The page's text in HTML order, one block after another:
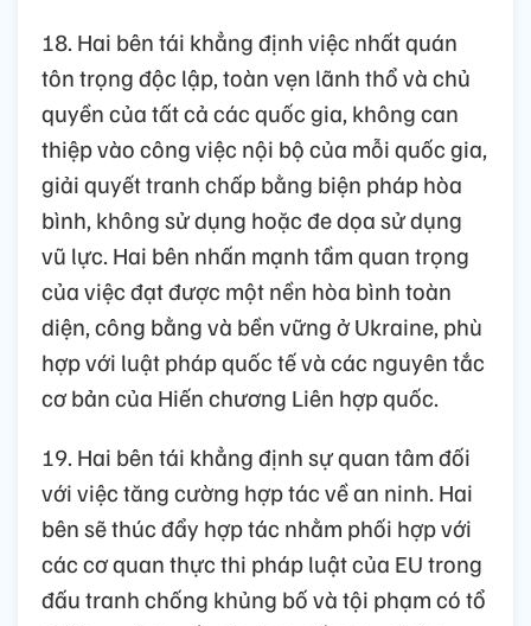
18. Hai bên tái khẳng định việc nhất quán
tôn trọng độc lập, toàn vẹn lãnh thổ và chủ
quyền của tất cả các quốc gia, không can
thiệp vào công việc nội bộ của mỗi quốc gia,
giải quyết tranh chấp bằng biện pháp hòa
bình, không sử dụng hoặc đe dọa sử dụng
vũ lực. Hai bên nhấn mạnh tầm quan trọng
của việc đạt được một nền hòa bình toàn
diện, công bằng và bền vững ở Ukraine, phù
hợp với luật pháp quốc tế và các nguyên tắc
cơ bản của Hiến chương Liên hợp quốc.
19. Hai bên tái khẳng định sự quan tâm đối
với việc tăng cường hợp tác về an ninh. Hai
bên sẽ thúc đẩy hợp tác nhằm phối hợp với
các cơ quan thực thi pháp luật của EU trong
đấu tranh chống khủng bố và tội phạm có tổ